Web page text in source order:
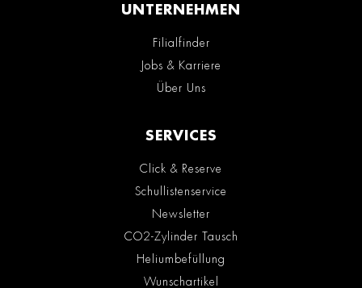
UNTERNEHMEN
Filialfinder
Jobs & Karriere
Über Uns
SERVICES
Click & Reserve
Schullistenservice
Newsletter
CO2-Zylinder Tausch
Heliumbefüllung
Wunschartikel